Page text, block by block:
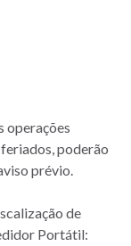
operações
poderão
prévio.
de
Portátil: